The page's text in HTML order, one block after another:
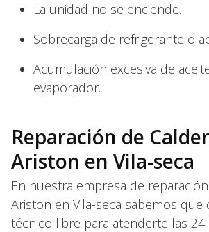
La unidad no se enciende.
Sobrecarga de refrigerante o
Acumulación excesiva de
evaporador.
Reparación de
Ariston en Vila-seca
En nuestra empresa de
Ariston en Vila-seca sabemos
técnico libre para atenderte las 24